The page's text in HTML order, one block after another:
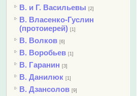
В. и Г. Васильевы [2]
В. Власенко-Гуслин
(протоиерей) [1]
В. Волков [6]
В. Воробьев [1]
В. Гаранин [3]
В. Данилюк [1]
В. Дзансолов [9]